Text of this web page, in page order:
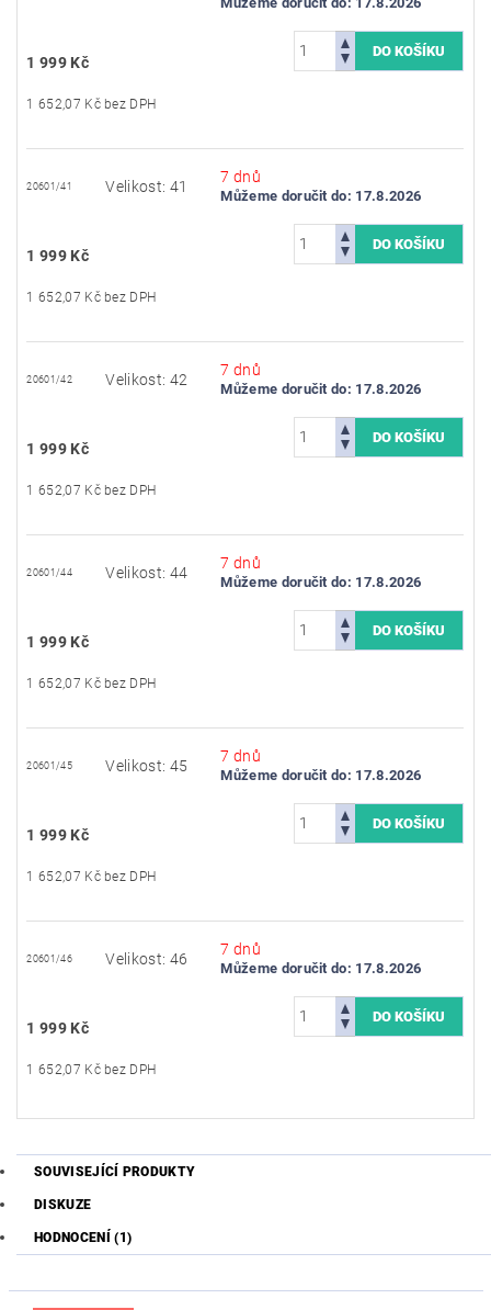
1 999 Kč
1 652,07 Kč bez DPH
20601/41 Velikost: 41
7 dnů
Můžeme doručit do: 17.8.2026
1 999 Kč
1 652,07 Kč bez DPH
20601/42 Velikost: 42
7 dnů
Můžeme doručit do: 17.8.2026
1 999 Kč
1 652,07 Kč bez DPH
20601/44 Velikost: 44
7 dnů
Můžeme doručit do: 17.8.2026
1 999 Kč
1 652,07 Kč bez DPH
20601/45 Velikost: 45
7 dnů
Můžeme doručit do: 17.8.2026
1 999 Kč
1 652,07 Kč bez DPH
20601/46 Velikost: 46
7 dnů
Můžeme doručit do: 17.8.2026
1 999 Kč
1 652,07 Kč bez DPH
SOUVISEJÍCÍ PRODUKTY
DISKUZE
HODNOCENÍ (1)